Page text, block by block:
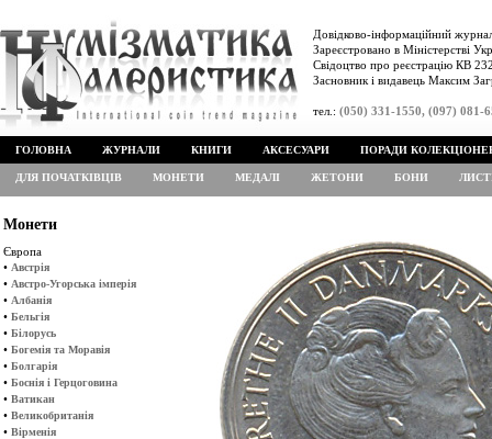
Довідково-інформаційний
Зареєстровано в Міністерстві
Свідоцтво про реєстрацію КВ
Засновник і видавець Максим
тел.: (050) 331-1550, (097) 081-
ГОЛОВНА ЖУРНАЛИ КНИГИ АКСЕСУАРИ ПОРАДИ
ДЛЯ ПОЧАТКІВЦІВ МОНЕТИ МЕДАЛІ ЖЕТОНИ БОНИ
Монети
Європа
• Австрія
• Австро-Угорська імперія
• Албанія
• Бельгія
• Білорусь
• Богемія та Моравія
• Болгарія
• Боснія і Герцоговина
• Ватикан
• Великобританія
• Вірменія